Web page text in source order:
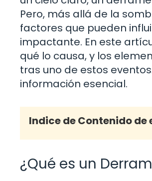
Pero, más allá de la
factores que pueden
impactante. En este
qué lo causa, y los
tras uno de estos
información esencial.
Indice de Contenido
¿Qué es un